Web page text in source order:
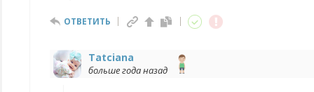
ОТВЕТИТЬ
Tatciana
больше года назад